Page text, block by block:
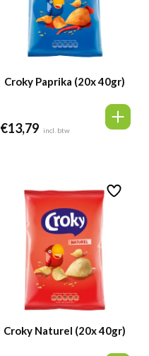
Croky Paprika (20x 40gr)
€13,79 incl. btw
Croky Naturel (20x 40gr)